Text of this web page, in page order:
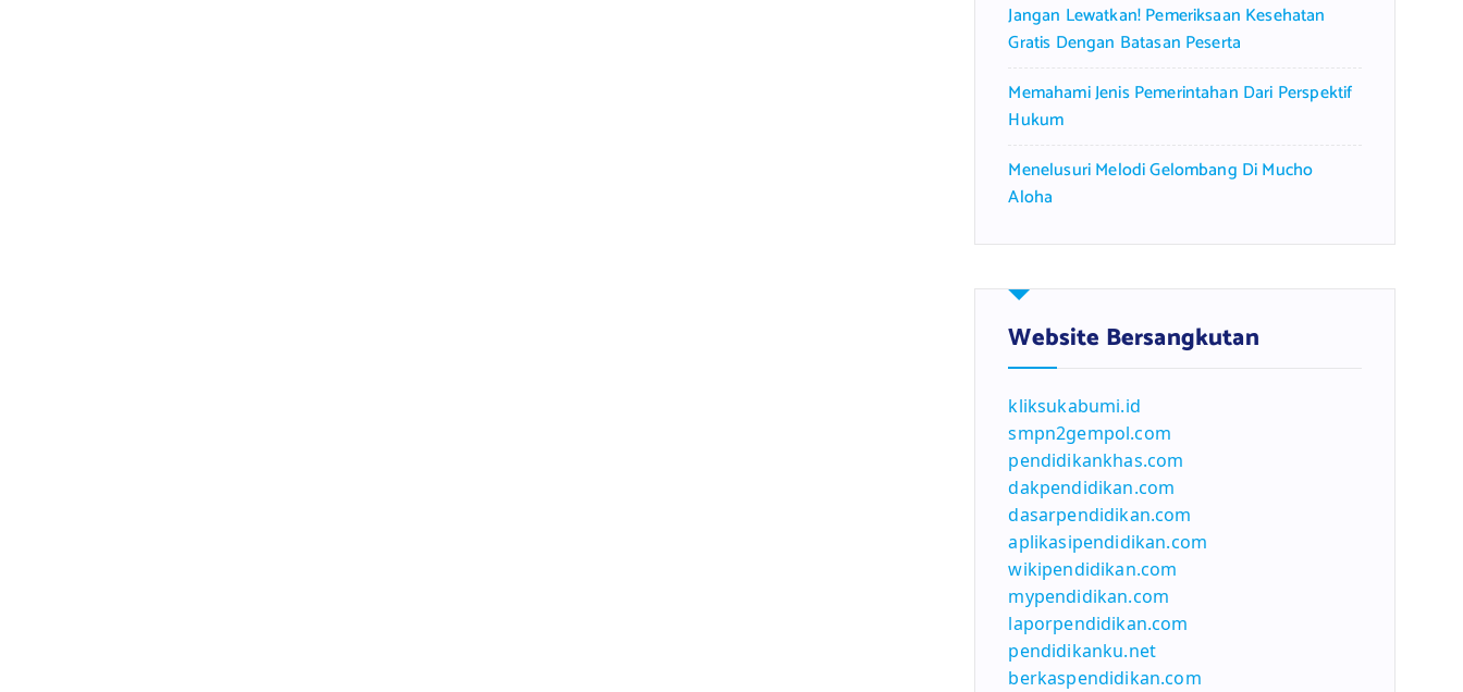
Jangan Lewatkan! Pemeriksaan Kesehatan
Gratis Dengan Batasan Peserta
Memahami Jenis Pemerintahan Dari Perspektif
Hukum
Menelusuri Melodi Gelombang Di Mucho
Aloha
Website Bersangkutan
kliksukabumi.id
smpn2gempol.com
pendidikankhas.com
dakpendidikan.com
dasarpendidikan.com
aplikasipendidikan.com
wikipendidikan.com
mypendidikan.com
laporpendidikan.com
pendidikanku.net
berkaspendidikan.com